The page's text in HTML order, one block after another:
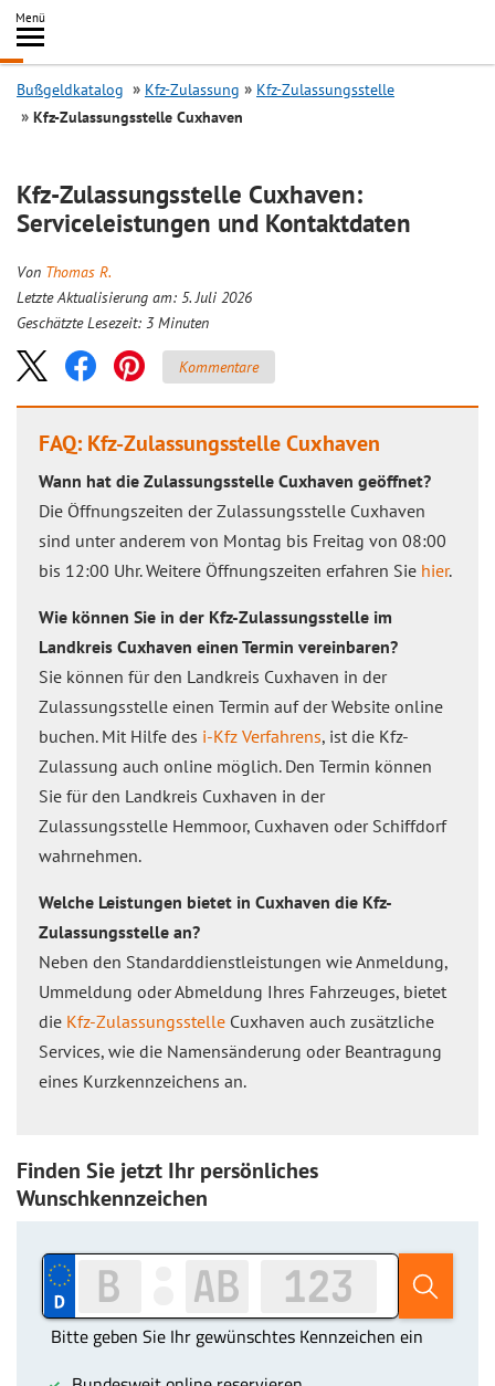
Inhalt
springen
Menü
Search
Bußgeldkatalog Kfz-Zulassung
Kfz-Zulassungsstelle
Kfz-Zulassungsstelle Cuxhaven
Kfz-Zulassungsstelle Cuxhaven:
Serviceleistungen und Kontaktdaten
Von Thomas R.
Letzte Aktualisierung am: 5. Juli 2026
Geschätzte Lesezeit: 3 Minuten
Kommentare
FAQ: Kfz-Zulassungsstelle Cuxhaven
Wann hat die Zulassungsstelle Cuxhaven geöffnet?
Die Öffnungszeiten der Zulassungsstelle Cuxhaven
sind unter anderem von Montag bis Freitag von 08:00
bis 12:00 Uhr. Weitere Öffnungszeiten erfahren Sie hier.
Wie können Sie in der Kfz-Zulassungsstelle im
Landkreis Cuxhaven einen Termin vereinbaren?
Sie können für den Landkreis Cuxhaven in der
Zulassungsstelle einen Termin auf der Website online
buchen. Mit Hilfe des i-Kfz Verfahrens, ist die Kfz-
Zulassung auch online möglich. Den Termin können
Sie für den Landkreis Cuxhaven in der
Zulassungsstelle Hemmoor, Cuxhaven oder Schiffdorf
wahrnehmen.
Welche Leistungen bietet in Cuxhaven die Kfz-
Zulassungsstelle an?
Neben den Standarddienstleistungen wie Anmeldung,
Ummeldung oder Abmeldung Ihres Fahrzeuges, bietet
die Kfz-Zulassungsstelle Cuxhaven auch zusätzliche
Services, wie die Namensänderung oder Beantragung
eines Kurzkennzeichens an.
Finden Sie jetzt Ihr persönliches
Wunschkennzeichen